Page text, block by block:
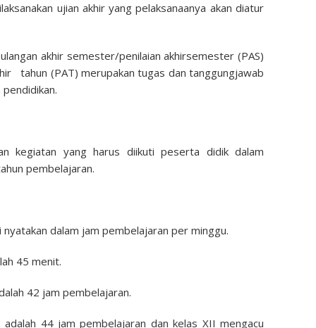
ujian akhir yang pelaksanaanya akan diatur
akhir semester/penilaian akhirsemester (PAS)
tahun (PAT) merupakan tugas dan tanggungjawab
kegiatan yang harus diikuti peserta didik dalam
pembelajaran.
nyatakan dalam jam pembelajaran per minggu.
45 menit.
42 jam pembelajaran.
44 jam pembelajaran dan kelas XII mengacu